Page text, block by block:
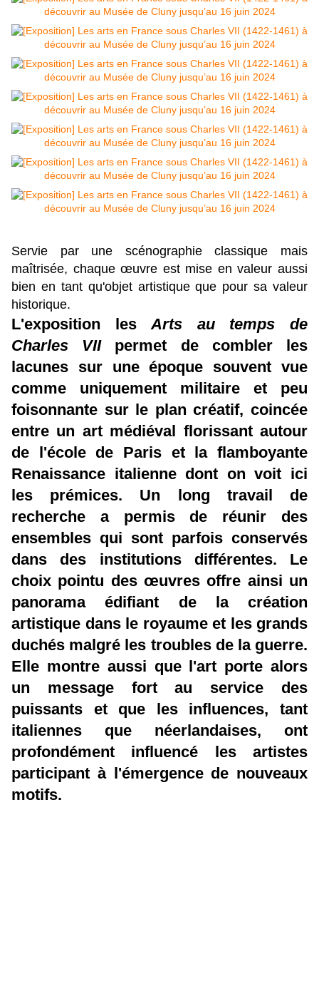
Servie par une scénographie classique mais
maîtrisée, chaque œuvre est mise en valeur aussi
bien en tant qu'objet artistique que pour sa valeur
historique.
L'exposition lesArts au temps de
Charles VIIpermet de combler les
lacunes sur une époque souvent vue
comme uniquement militaire et peu
foisonnante sur le plan créatif, coincée
entre un art médiéval florissant autour
de l'école de Paris et la flamboyante
Renaissance italienne dont on voit ici
les prémices. Un long travail de
recherche a permis de réunir des
ensembles qui sont parfois conservés
dans des institutions différentes. Le
choix pointu des œuvres offre ainsi un
panorama édifiant de la création
artistique dans le royaume et les grands
duchés malgré les troubles de la guerre.
Elle montre aussi que l'art porte alors
un message fort au service des
puissants et que les influences, tant
italiennes que néerlandaises, ont
profondément influencé les artistes
participant à l'émergence de nouveaux
motifs.